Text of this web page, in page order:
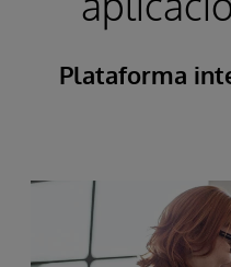
Plataforma